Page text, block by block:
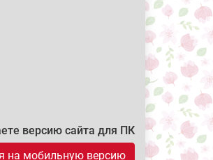
версию сайта для ПК
на мобильную версию